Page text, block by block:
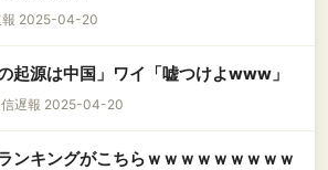
報 2025-04-20
起源は中国」ワイ「嘘つけよwww」
信遅報 2025-04-20
ンキングがこちらｗｗｗｗｗｗｗｗｗ